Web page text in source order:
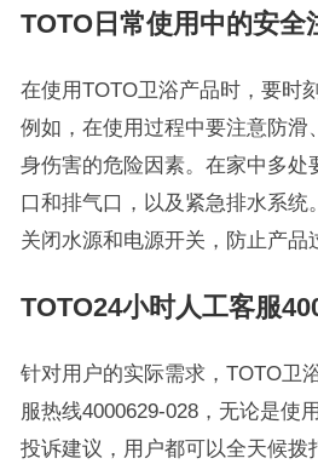
TOTO日常使用中的安全
在使用TOTO卫浴产品时，要时
例如，在使用过程中要注意防滑
身伤害的危险因素。在家中多处
口和排气口，以及紧急排水系统
关闭水源和电源开关，防止产品
TOTO24小时人工客服
针对用户的实际需求，TOTO卫
服热线4000629-028，无论是使
投诉建议，用户都可以全天候拨